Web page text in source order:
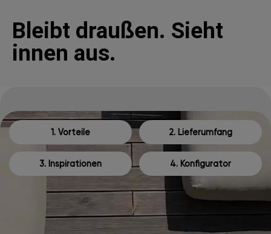
Bleibt draußen. Sieht
innen aus.
1. Vorteile 2. Lieferumfang
3. Inspirationen 4. Konfigurator